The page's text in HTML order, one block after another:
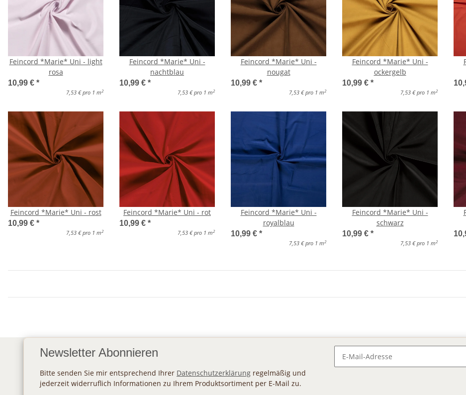
Feincord *Marie* Uni - light
rosa
10,99 € *
7,53 € pro 1 m2
Feincord *Marie* Uni -
nachtblau
10,99 € *
7,53 € pro 1 m2
Feincord *Marie* Uni -
nougat
10,99 € *
7,53 € pro 1 m2
Feincord *Marie* Uni -
ockergelb
10,99 € *
7,53 € pro 1 m2
Feincord *Marie* Uni - rost
10,99 € *
7,53 € pro 1 m2
Feincord *Marie* Uni - rot
10,99 € *
7,53 € pro 1 m2
Feincord *Marie* Uni -
royalblau
10,99 € *
7,53 € pro 1 m2
Feincord *Marie* Uni -
schwarz
10,99 € *
7,53 € pro 1 m2
Newsletter Abonnieren
Bitte senden Sie mir entsprechend Ihrer Datenschutzerklärung regelmäßig und
jederzeit widerruflich Informationen zu Ihrem Produktsortiment per E-Mail zu.